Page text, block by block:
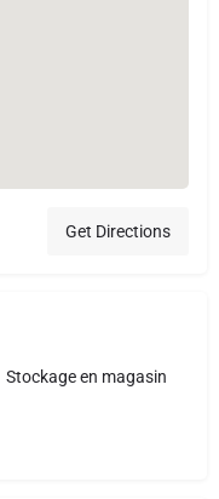
Get Directions
Stockage en magasin